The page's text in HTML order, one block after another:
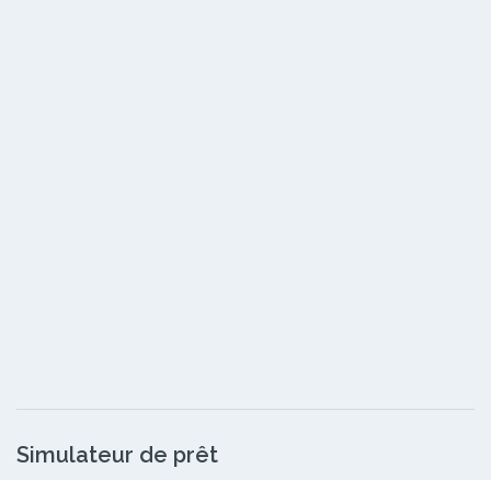
Simulateur de prêt